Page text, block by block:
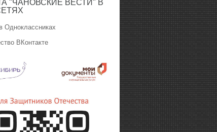
"ЧАНОВСКИЕ ВЕСТИ" В
Одноклассниках
ВКонтакте